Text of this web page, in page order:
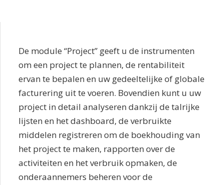
De module “Project” geeft u de instrumenten
om een project te plannen, de rentabiliteit
ervan te bepalen en uw gedeeltelijke of globale
facturering uit te voeren. Bovendien kunt u uw
project in detail analyseren dankzij de talrijke
lijsten en het dashboard, de verbruikte
middelen registreren om de boekhouding van
het project te maken, rapporten over de
activiteiten en het verbruik opmaken, de
onderaannemers beheren voor de